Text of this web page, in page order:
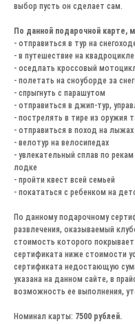
выбор пусть он сделает сам.
По данной подарочной карте,
- отправиться в тур на
- в путешествие на квадроцикле
- оседлать кроссовый
- полетать на сноуборде за
- спрыгнуть с парашутом
- отправиться в джип-тур,
- пострелять в тире из оружия
- отправиться в поход на лыжах
- велотур на велосипедах
- увлекательный сплав по
лодке
- пройти квест всей семьей
- покататься с ребенком на
По данному подарочному
развлечения, оказываемый
стоимость которого
сертификата ниже стоимости
сертификата недостающую
указана на данном сайте, в
возможность ее выполнения,
Номинал карты: 7500 рублей.